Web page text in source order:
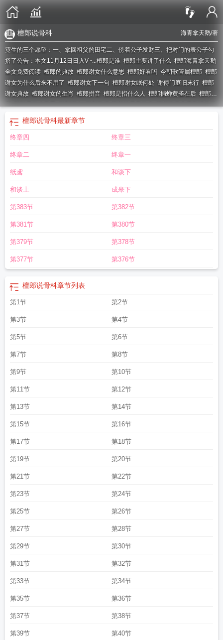
海青拿天鹅/著
檀郎说骨科
霓生的三个愿望：一、拿回祖父的田宅二、傍着公子发财三、把对门的表公子勾
搭了公告：本文11月12日日入V~...檀郎是谁 檀郎主要讲了什么 檀郎海青拿天鹅
全文免费阅读 檀郎的典故 檀郎谢女什么意思 檀郎好看吗 今朝歌管属檀郎 檀郎
谢女为什么后来不用了 檀郎谢女下一句 檀郎谢女眠何处 谢傅门庭旧末行 檀郎
谢女典故 檀郎谢女的生肖 檀郎拼音 檀郎是指什么人 檀郎捕蝉黄雀在后 檀郎百
度檀郎是什么意思檀郎谢女檀郎TXT檀郎结局是什么檀郎海青拿天鹅讲的什
楼台月明燕夜语 檀郎说骨科
天鹅
海青拿天鹅晋江
檀郎全文免费阅读无弹窗
肖
檀郎说骨科最新章节
终章四 终章三
终章二 终章一
纸鸢 和谈下
和谈上 成皋下
第383节 第382节
第381节 第380节
第379节 第378节
第377节 第376节
檀郎说骨科章节列表
第1节 第2节
第3节 第4节
第5节 第6节
第7节 第8节
第9节 第10节
第11节 第12节
第13节 第14节
第15节 第16节
第17节 第18节
第19节 第20节
第21节 第22节
第23节 第24节
第25节 第26节
第27节 第28节
第29节 第30节
第31节 第32节
第33节 第34节
第35节 第36节
第37节 第38节
第39节 第40节